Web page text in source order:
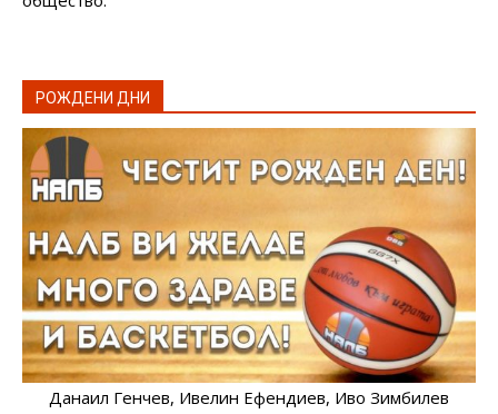
РОЖДЕНИ ДНИ
Данаил Генчев, Ивелин Ефендиев, Иво Зимбилев